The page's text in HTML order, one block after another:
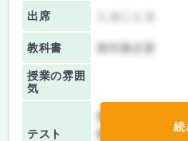
出席
教科書 教科書必要
授業の雰囲
気
テスト
前期/中間：
後期/期末：
テ
続